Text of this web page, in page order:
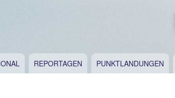
REPORTAGEN PUNKTLANDUNGEN